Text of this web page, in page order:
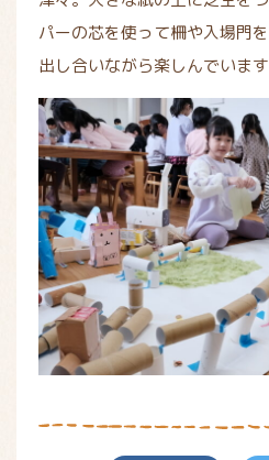
パーの芯を使って柵や入場門
出し合いながら楽しんでいます